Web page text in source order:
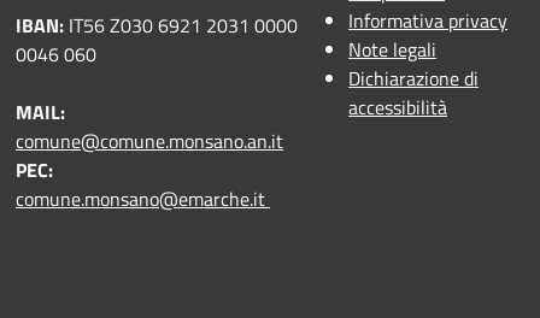
IBAN: IT56 Z030 6921 2031 0000
0046 060
MAIL:
comune@comune.monsano.an.it
PEC:
comune.monsano@emarche.it
Informativa privacy
Note legali
Dichiarazione di
accessibilità